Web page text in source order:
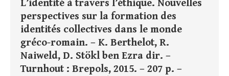
L’identité à travers l’éthique. Nouvelles
perspectives sur la formation des
identités collectives dans le monde
gréco-romain. – K. Berthelot, R.
Naiweld, D. Stökl ben Ezra dir. –
Turnhout : Brepols, 2015. – 207 p. –